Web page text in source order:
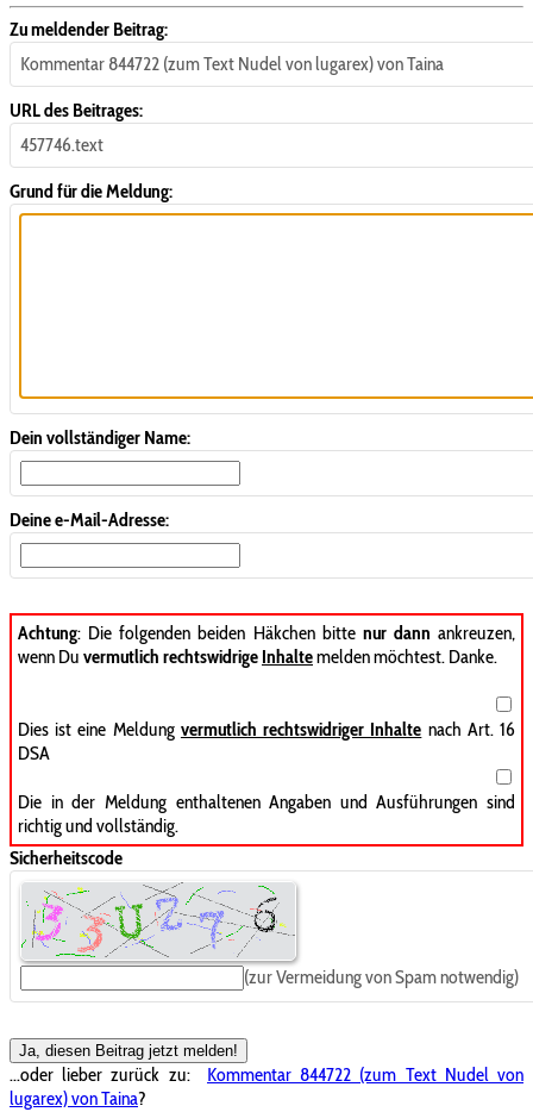
Zu meldender Beitrag:
Kommentar 844722 (zum Text Nudel von lugarex) von Taina
URL des Beitrages:
457746.text
Grund für die Meldung:
Dein vollständiger Name:
Deine e-Mail-Adresse:
Achtung: Die folgenden beiden Häkchen bitte nur dann ankreuzen,
wenn Du vermutlich rechtswidrige Inhaltemelden möchtest. Danke.
Dies ist eine Meldung vermutlich rechtswidriger Inhalte nach Art. 16
DSA
Die in der Meldung enthaltenen Angaben und Ausführungen sind
richtig und vollständig.
Sicherheitscode
(zur Vermeidung von Spam notwendig)
Ja, diesen Beitrag jetzt melden!
...oder lieber zurück zu:
Kommentar 844722 (zum Text Nudel von
lugarex) von Taina?